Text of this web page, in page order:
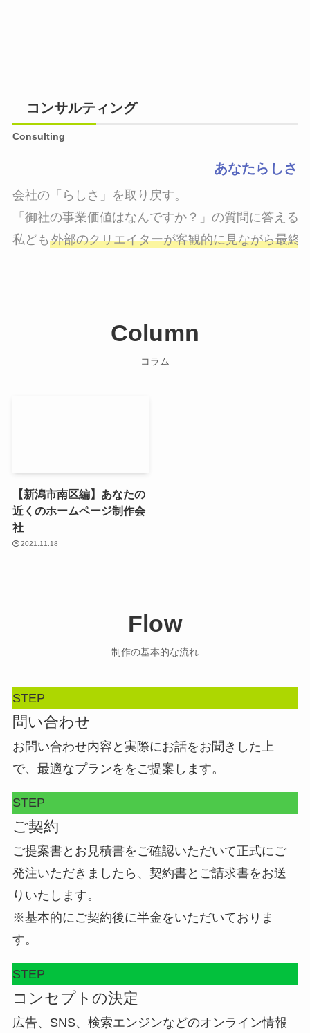
コンサルティング
Consulting
あなたらしさ
会社の「らしさ」を取り戻す。
「御社の事業価値はなんですか？」の質問に答える
私ども 外部のクリエイターが客観的に見ながら最終
Column
コラム
【新潟市南区編】あなたの
近くのホームページ制作会
社
2021.11.18
Flow
制作の基本的な流れ
STEP
問い合わせ
お問い合わせ内容と実際にお話をお聞きした上
で、最適なプランををご提案します。
STEP
ご契約
ご提案書とお見積書をご確認いただいて正式にご
発注いただきましたら、契約書とご請求書をお送
りいたします。
※基本的にご契約後に半金をいただいておりま
す。
STEP
コンセプトの決定
広告、SNS、検索エンジンなどのオンライン情報